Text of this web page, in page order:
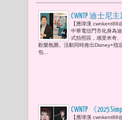
CWNTP 迪士尼
市 陳永樂 : 「
作，台灣的粉
暢享迪士尼世
【應瑋漢
中華電信門市化身為
式拍照區，感受米奇
歡樂氛圍。活動同時推出Disney+指
包...
CWNTP 《2025
【應瑋漢